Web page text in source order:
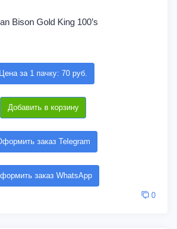
Bison Gold King 100’s
Цена за 1 пачку: 70 руб.
Добавить в корзину
заказ Telegram
заказ WhatsApp
0